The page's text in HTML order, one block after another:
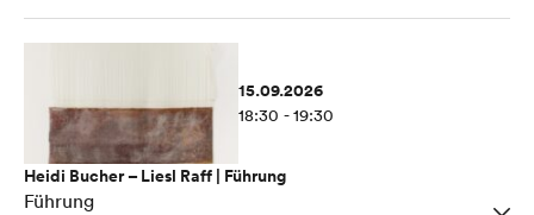
15.09.2026
18:30 - 19:30
Heidi Bucher – Liesl Raff | Führung
Führung